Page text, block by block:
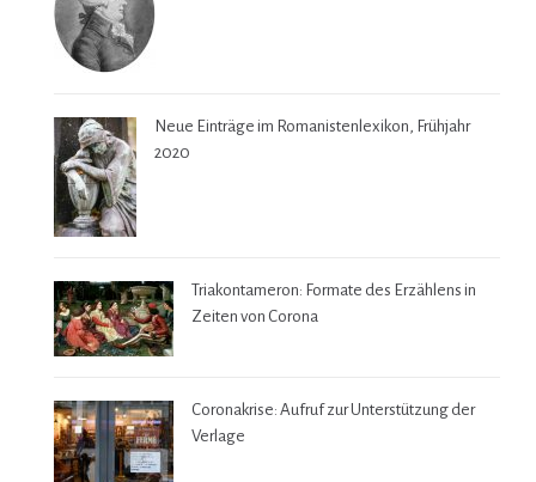
Neue Einträge im Romanistenlexikon, Frühjahr
2020
Triakontameron: Formate des Erzählens in
Zeiten von Corona
Coronakrise: Aufruf zur Unterstützung der
Verlage